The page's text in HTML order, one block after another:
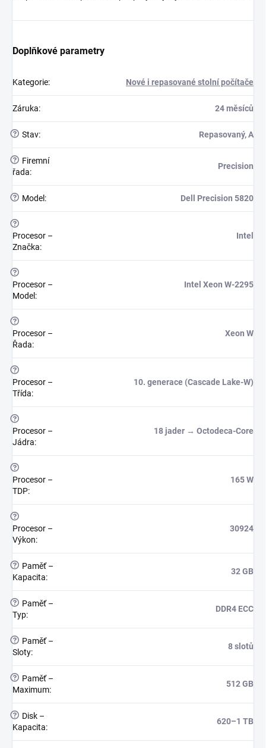
Doplňkové parametry
Kategorie: Nové i repasované stolní počítače
Záruka: 24 měsíců
? Stav: Repasovaný, A
?
Firemní
řada:
Precision
? Model : Dell Precision 5820
?
Procesor –
Značka:
Intel
?
Procesor –
Model :
Intel Xeon W-2295
?
Procesor –
Řada:
Xeon W
?
Procesor –
Třída:
10. generace (Cascade Lake-W)
?
Procesor –
Jádra:
18 jader → Octodeca-Core
?
Procesor –
TDP:
165 W
?
Procesor –
Výkon:
30924
?
Paměť –
Kapacita:
32 GB
?
Paměť –
Typ:
DDR4 ECC
?
Paměť –
Sloty:
8 slotů
?
Paměť –
Maximum:
512 GB
?
Disk –
Kapacita:
620–1 TB